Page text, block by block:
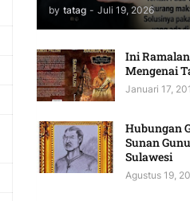
by tatag - Juli 19, 2026
Ini
Mengenai
Januari 17,
Hubungan
Sunan
Sulawesi
Agustus 19,